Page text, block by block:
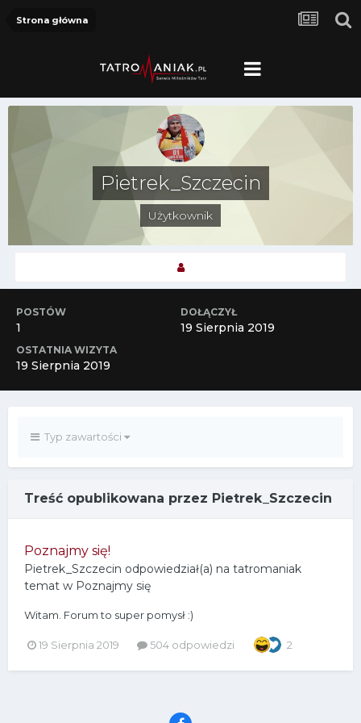
Strona główna
Pietrek_Szczecin
Użytkownik
POSTÓW
1
DOŁĄCZYŁ
19 Sierpnia 2019
OSTATNIA WIZYTA
19 Sierpnia 2019
Typ zawartości
Treść opublikowana przez Pietrek_Szczecin
Poznajmy się!
Pietrek_Szczecin odpowiedział(a) na tatromaniak
temat w Poznajmy się
Witam. Forum to super pomysł :)
19 Sierpnia 2019 504 odpowiedzi 2